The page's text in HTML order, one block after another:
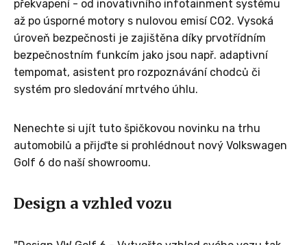
překvapení - od inovativního infotainment systému
až po úsporné motory s nulovou emisí CO2. Vysoká
úroveň bezpečnosti je zajištěna díky prvotřídním
bezpečnostním funkcím jako jsou např. adaptivní
tempomat, asistent pro rozpoznávání chodců či
systém pro sledování mrtvého úhlu.
Nenechte si ujít tuto špičkovou novinku na trhu
automobilů a přijďte si prohlédnout nový Volkswagen
Golf 6 do naší showroomu.
Design a vzhled vozu